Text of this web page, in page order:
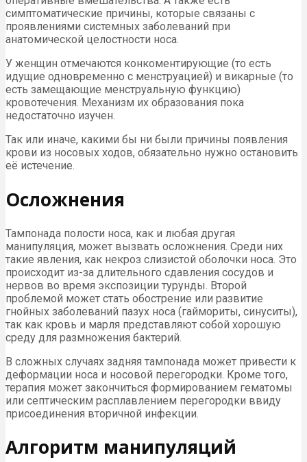
симптоматические причины, которые связаны с
проявлениями системных заболеваний при
анатомической целостности носа.
У женщин отмечаются конкоментирующие (то есть
идущие одновременно с менструацией) и викарные (то
есть замещающие менструальную функцию)
кровотечения. Механизм их образования пока
недостаточно изучен.
Так или иначе, какими бы ни были причины появления
крови из носовых ходов, обязательно нужно остановить
её истечение.
Осложнения
Тампонада полости носа, как и любая другая
манипуляция, может вызвать осложнения. Среди них
такие явления, как некроз слизистой оболочки носа. Это
происходит из-за длительного сдавления сосудов и
нервов во время экспозиции турунды. Второй
проблемой может стать обострение или развитие
гнойных заболеваний пазух носа (гаймориты, синуситы),
так как кровь и марля представляют собой хорошую
среду для размножения бактерий.
В сложных случаях задняя тампонада может привести к
деформации носа и носовой перегородки. Кроме того,
терапия может закончиться формированием гематомы
или септическим расплавлением перегородки ввиду
присоединения вторичной инфекции.
Алгоритм манипуляций